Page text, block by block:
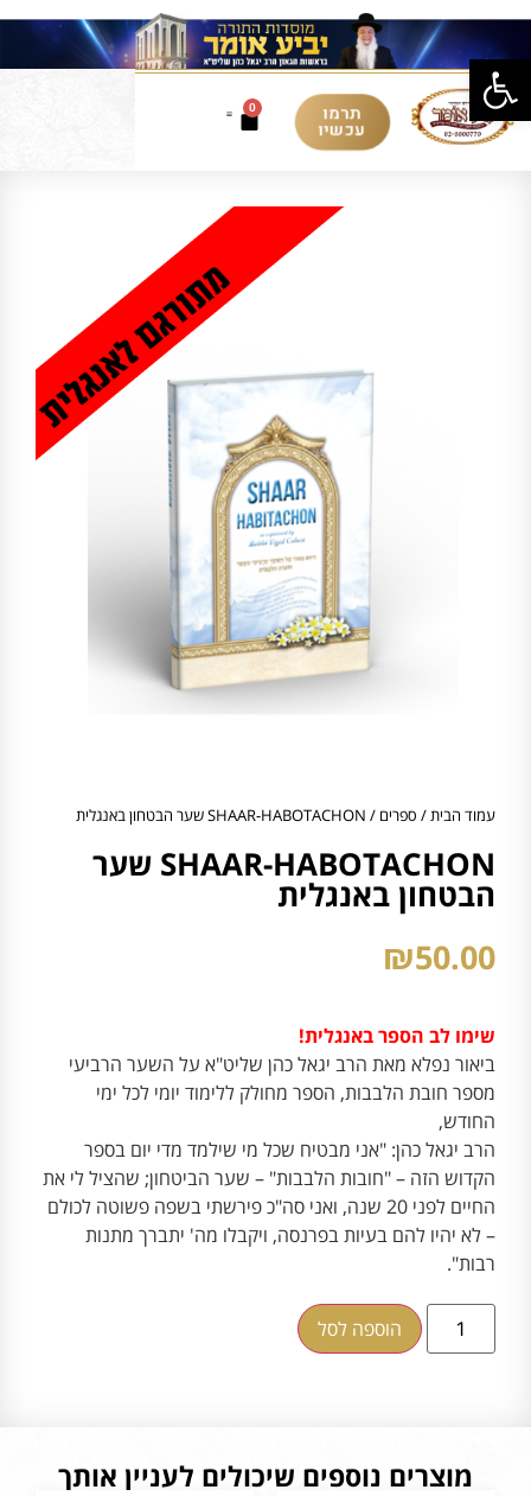
פתח סרגל נגישות
תרמו
עכשיו
0
עמוד הבית/ ספרים / SHAAR-HABOTACHON שער הבטחון באנגלית
SHAAR-HABOTACHON שער
הבטחון באנגלית
₪50.00
שימו לב הספר באנגלית!
ביאור נפלא מאת הרב יגאל כהן שליט"א על השער הרביעי
מספר חובת הלבבות, הספר מחולק ללימוד יומי לכל ימי
החודש,
הרב יגאל כהן: "אני מבטיח שכל מי שילמד מדי יום בספר
הקדוש הזה – "חובות הלבבות" – שער הביטחון; שהציל לי את
החיים לפני 20 שנה, ואני סה"כ פירשתי בשפה פשוטה לכולם
– לא יהיו להם בעיות בפרנסה, ויקבלו מה' יתברך מתנות
רבות".
הוספה לסל
מוצרים נוספים שיכולים לעניין אותך